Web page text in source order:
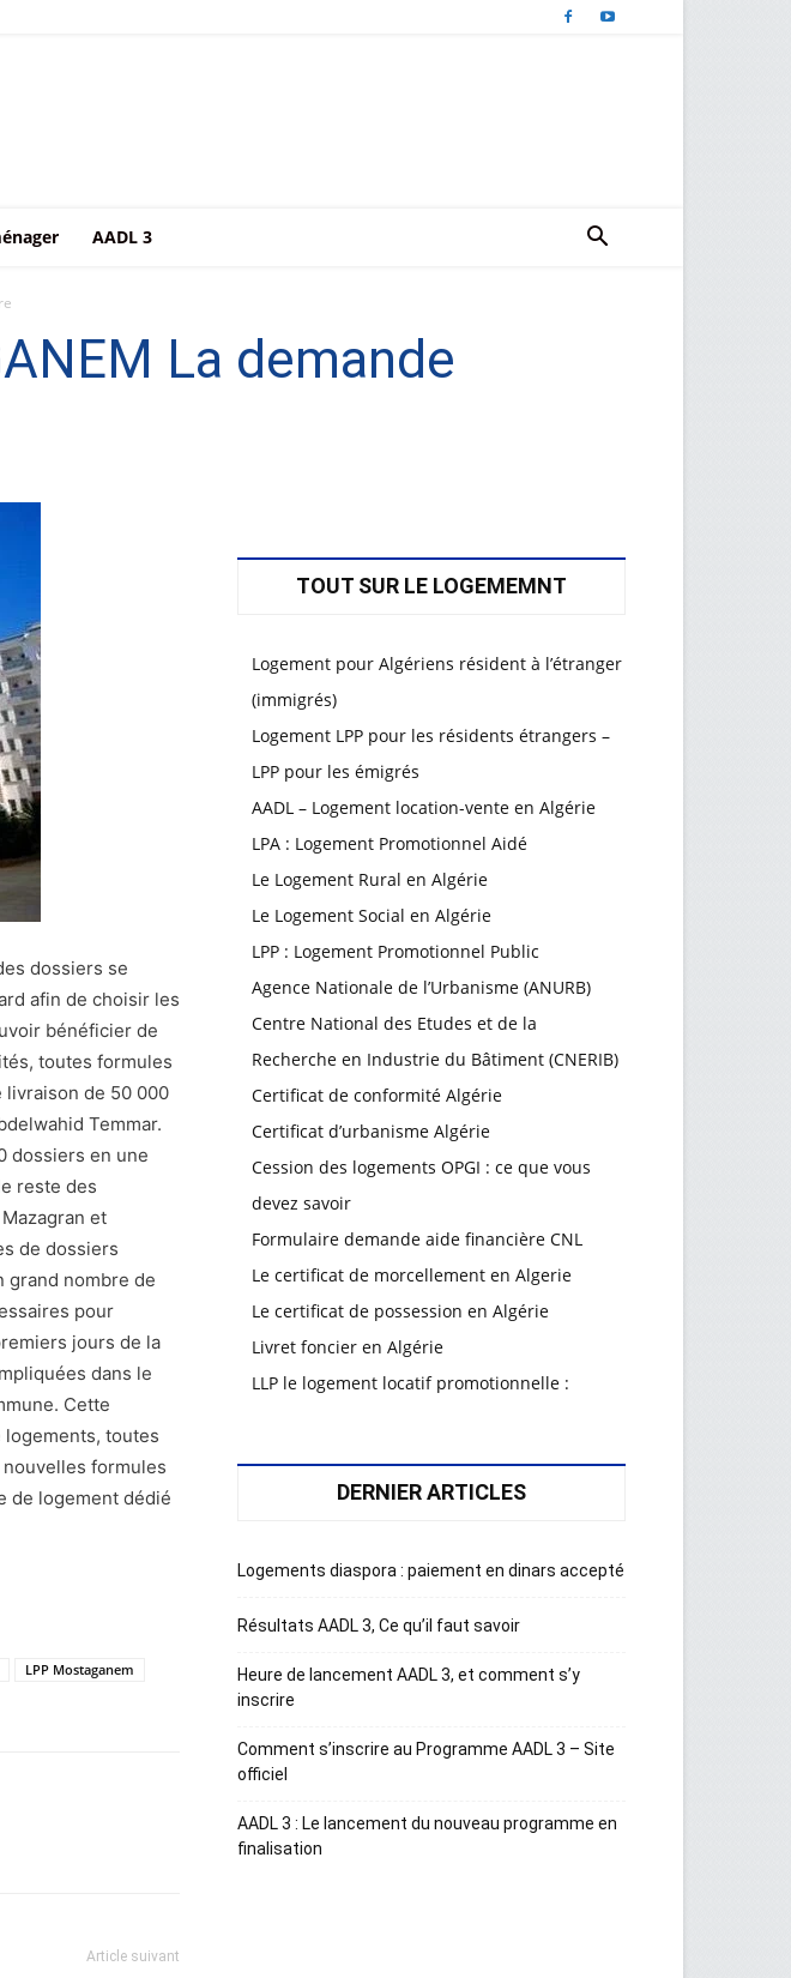
AADL 3
La demande
dossiers se
afin de choisir les
bénéficier de
toutes formules
livraison de 50 000
Temmar.
dossiers en une
reste des
et
de dossiers
grand nombre de
pour
jours de la
dans le
Cette
toutes
formules
de logement dédié
LPP Mostaganem
Article suivant
TOUT SUR LE LOGEMEMNT
Logement pour Algériens résident à l’étranger
(immigrés)
Logement LPP pour les résidents étrangers –
LPP pour les émigrés
AADL – Logement location-vente en Algérie
LPA : Logement Promotionnel Aidé
Le Logement Rural en Algérie
Le Logement Social en Algérie
LPP : Logement Promotionnel Public
Agence Nationale de l’Urbanisme (ANURB)
Centre National des Etudes et de la
Recherche en Industrie du Bâtiment (CNERIB)
Certificat de conformité Algérie
Certificat d’urbanisme Algérie
Cession des logements OPGI : ce que vous
devez savoir
Formulaire demande aide financière CNL
Le certificat de morcellement en Algerie
Le certificat de possession en Algérie
Livret foncier en Algérie
LLP le logement locatif promotionnelle :
DERNIER ARTICLES
Logements diaspora : paiement en dinars accepté
Résultats AADL 3, Ce qu’il faut savoir
Heure de lancement AADL 3, et comment s’y
inscrire
Comment s’inscrire au Programme AADL 3 – Site
officiel
AADL 3 : Le lancement du nouveau programme en
finalisation